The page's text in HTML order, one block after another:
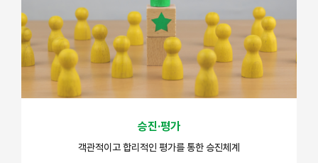
승진·평가
객관적이고 합리적인 평가를 통한 승진체계